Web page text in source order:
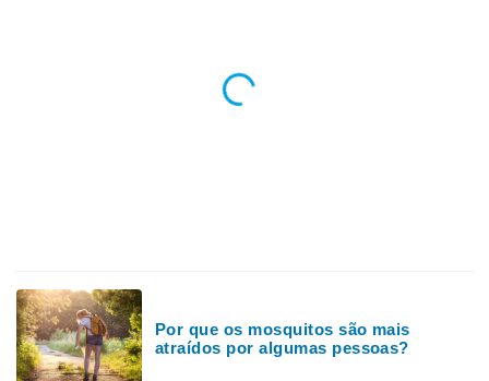
ou opor-
qualquer
em “
Por que os mosquitos são mais
atraídos por algumas pessoas?